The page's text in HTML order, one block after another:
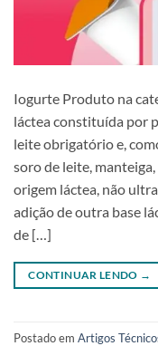
Iogurte Produto na
láctea constituída por
leite obrigatório e,
soro de leite,
origem láctea, não
adição de outra base
de […]
CONTINUAR LENDO →
Postado em Artigos